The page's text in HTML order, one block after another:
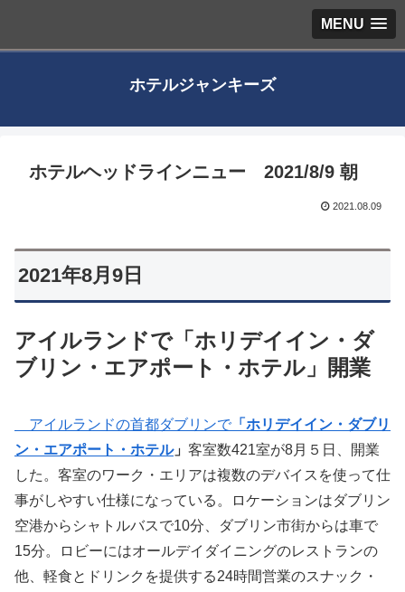
MENU
ホテルジャンキーズ
ホテルヘッドラインニュー 2021/8/9 朝
2021.08.09
2021年8月9日
アイルランドで「ホリデイイン・ダ
ブリン・エアポート・ホテル」開業
アイルランドの首都ダブリンで「ホリデイイン・ダブリ
ン・エアポート・ホテル」 客室数421室が8月５日、開業
した。客室のワーク・エリアは複数のデバイスを使って仕
事がしやすい仕様になっている。ロケーションはダブリン
空港からシャトルバスで10分、ダブリン市街からは車で
15分。ロビーにはオールデイダイニングのレストランの
他、軽食とドリンクを提供する24時間営業のスナック・